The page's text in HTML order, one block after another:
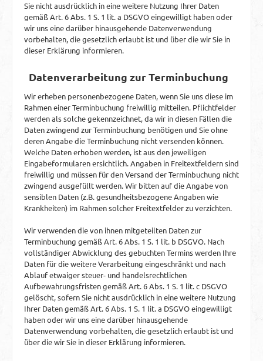
Sie nicht ausdrücklich in eine weitere Nutzung Ihrer Daten
gemäß Art. 6 Abs. 1 S. 1 lit. a DSGVO eingewilligt haben oder
wir uns eine darüber hinausgehende Datenverwendung
vorbehalten, die gesetzlich erlaubt ist und über die wir Sie in
dieser Erklärung informieren.
Datenverarbeitung zur Terminbuchung
Wir erheben personenbezogene Daten, wenn Sie uns diese im
Rahmen einer Terminbuchung freiwillig mitteilen. Pflichtfelder
werden als solche gekennzeichnet, da wir in diesen Fällen die
Daten zwingend zur Terminbuchung benötigen und Sie ohne
deren Angabe die Terminbuchung nicht versenden können.
Welche Daten erhoben werden, ist aus den jeweiligen
Eingabeformularen ersichtlich. Angaben in Freitextfeldern sind
freiwillig und müssen für den Versand der Terminbuchung nicht
zwingend ausgefüllt werden. Wir bitten auf die Angabe von
sensiblen Daten (z.B. gesundheitsbezogene Angaben wie
Krankheiten) im Rahmen solcher Freitextfelder zu verzichten.
Wir verwenden die von ihnen mitgeteilten Daten zur
Terminbuchung gemäß Art. 6 Abs. 1 S. 1 lit. b DSGVO. Nach
vollständiger Abwicklung des gebuchten Termins werden Ihre
Daten für die weitere Verarbeitung eingeschränkt und nach
Ablauf etwaiger steuer- und handelsrechtlichen
Aufbewahrungsfristen gemäß Art. 6 Abs. 1 S. 1 lit. c DSGVO
gelöscht, sofern Sie nicht ausdrücklich in eine weitere Nutzung
Ihrer Daten gemäß Art. 6 Abs. 1 S. 1 lit. a DSGVO eingewilligt
haben oder wir uns eine darüber hinausgehende
Datenverwendung vorbehalten, die gesetzlich erlaubt ist und
über die wir Sie in dieser Erklärung informieren.